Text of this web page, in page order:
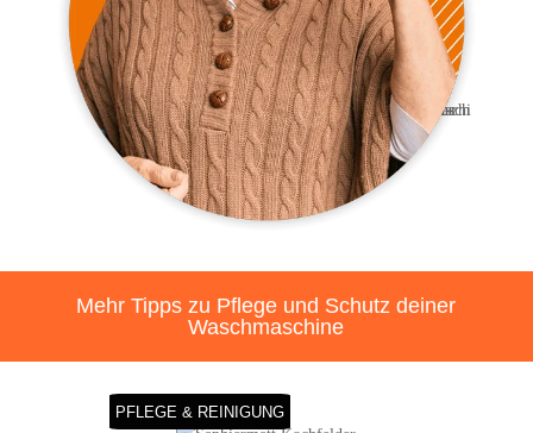
Mehr Tipps zu Pfle­ge und Schutz dei­ner
Waschmaschine
PFLE­GE & REINIGUNG